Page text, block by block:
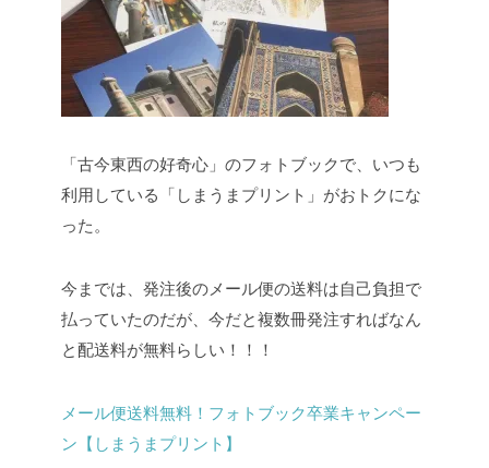
「古今東西の好奇心」のフォトブックで、いつも
利用している「しまうまプリント」がおトクにな
った。
今までは、発注後のメール便の送料は自己負担で
払っていたのだが、今だと複数冊発注すればなん
と配送料が無料らしい！！！
メール便送料無料！フォトブック卒業キャンペー
ン【しまうまプリント】